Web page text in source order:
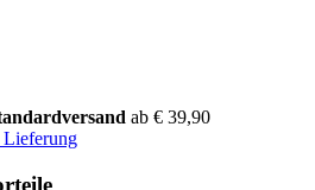
ab € 39,90
Lieferung